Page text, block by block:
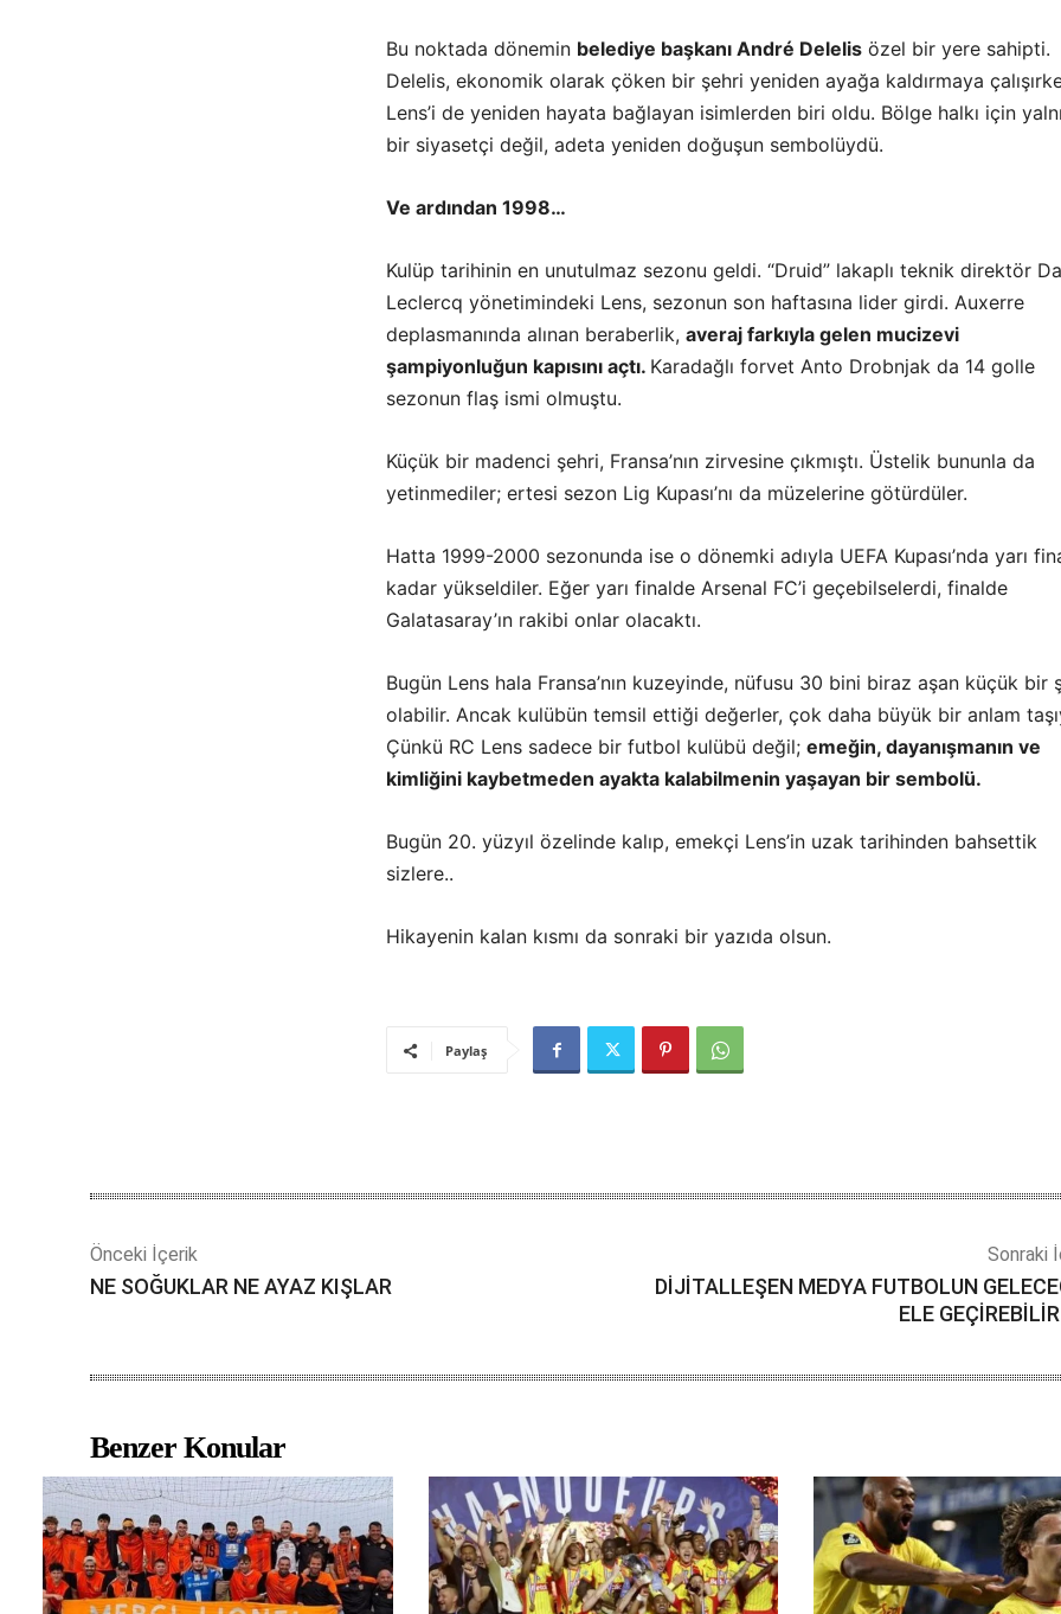
Bu noktada dönemin belediye başkanı André Delelis özel bir yere sahipti.
Delelis, ekonomik olarak çöken bir şehri yeniden ayağa kaldırmaya
Lens’i de yeniden hayata bağlayan isimlerden biri oldu. Bölge halkı için
bir siyasetçi değil, adeta yeniden doğuşun sembolüydü.
Ve ardından 1998…
Kulüp tarihinin en unutulmaz sezonu geldi. “Druid” lakaplı teknik direktör
Leclercq yönetimindeki Lens, sezonun son haftasına lider girdi. Auxerre
deplasmanında alınan beraberlik, averaj farkıyla gelen mucizevi
şampiyonluğun kapısını açtı. Karadağlı forvet Anto Drobnjak da 14 golle
sezonun flaş ismi olmuştu.
Küçük bir madenci şehri, Fransa’nın zirvesine çıkmıştı. Üstelik bununla da
yetinmediler; ertesi sezon Lig Kupası’nı da müzelerine götürdüler.
Hatta 1999-2000 sezonunda ise o dönemki adıyla UEFA Kupası’nda yarı
kadar yükseldiler. Eğer yarı finalde Arsenal FC’i geçebilselerdi, finalde
Galatasaray’ın rakibi onlar olacaktı.
Bugün Lens hala Fransa’nın kuzeyinde, nüfusu 30 bini biraz aşan küçük bir
olabilir. Ancak kulübün temsil ettiği değerler, çok daha büyük bir anlam
Çünkü RC Lens sadece bir futbol kulübü değil; emeğin, dayanışmanın ve
kimliğini kaybetmeden ayakta kalabilmenin yaşayan bir sembolü.
Bugün 20. yüzyıl özelinde kalıp, emekçi Lens’in uzak tarihinden bahsettik
sizlere..
Hikayenin kalan kısmı da sonraki bir yazıda olsun.
Paylaş
Önceki İçerik
NE SOĞUKLAR NE AYAZ KIŞLAR
Sonraki
DİJİTALLEŞEN MEDYA FUTBOLUN
ELE
Benzer Konular